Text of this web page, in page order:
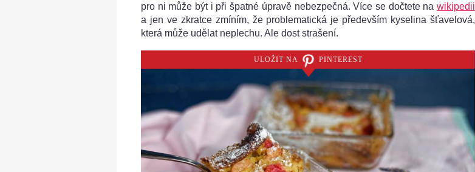
pro ni může být i při špatné úpravě nebezpečná. Více se dočtete na wikipedii
a jen ve zkratce zmíním, že problematická je především kyselina šťavelová,
která může udělat neplechu. Ale dost strašení.
ULOŽIT NA PINTEREST